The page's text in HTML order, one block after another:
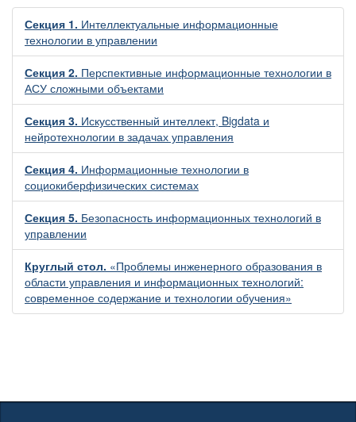
Секция 1. Интеллектуальные информационные
технологии в управлении
Секция 2. Перспективные информационные технологии в
АСУ сложными объектами
Секция 3. Искусственный интеллект, Bigdata и
нейротехнологии в задачах управления
Секция 4. Информационные технологии в
социокиберфизических системах
Секция 5. Безопасность информационных технологий в
управлении
Круглый стол. «Проблемы инженерного образования в
области управления и информационных технологий:
современное содержание и технологии обучения»